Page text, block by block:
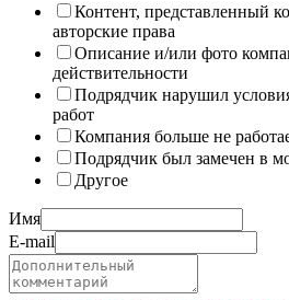
Контент, представленный
авторские права
Описание и/или фото
действительности
Подрядчик нарушил
работ
Компания больше не
Подрядчик был замечен в
Другое
Имя
E-mail